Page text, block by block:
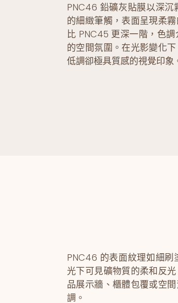
PNC46 鉛礦灰貼膜以深
的細緻筆觸，表面呈現柔
比 PNC45 更深一階，色
的空間氛圍。在光影變化
低調卻極具質感的視覺印象
PNC46 的表面紋理如細
光下可見礦物質的柔和反
品展示牆、櫃體包覆或空
調。